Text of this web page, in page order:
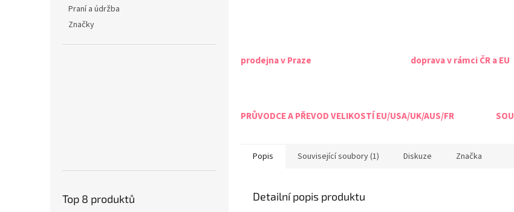
Praní a údržba
Značky
Top 8 produktů
prodejna v Praze doprava v rámci ČR a EU
PRŮVODCE A PŘEVOD VELIKOSTÍ EU/USA/UK/AUS/FR
Popis Související soubory (1) Diskuze Značka
Detailní popis produktu